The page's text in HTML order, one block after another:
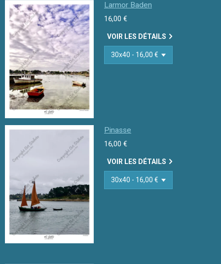
Larmor Baden
16,00 €
VOIR LES DÉTAILS
Pinasse
16,00 €
VOIR LES DÉTAILS